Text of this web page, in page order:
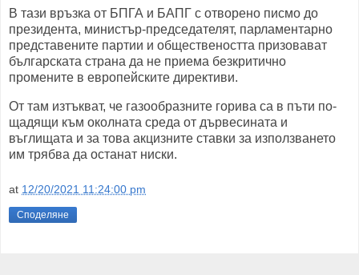
В тази връзка от БПГА и БАПГ с отворено писмо до
президента, министър-председателят, парламентарно
представените партии и обществеността призовават
българската страна да не приема безкритично
промените в европейските директиви.
От там изтъкват, че газообразните горива са в пъти по-
щадящи към околната среда от дървесината и
въглищата и за това акцизните ставки за използването
им трябва да останат ниски.
at 12/20/2021 11:24:00 pm
Споделяне